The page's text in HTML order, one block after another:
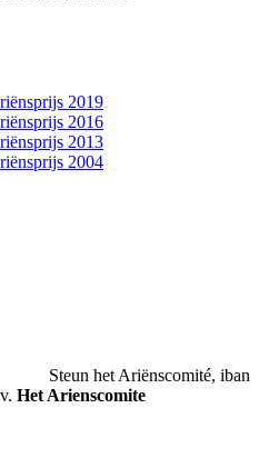
2019
2016
2013
2004
het Ariënscomité, iban
Het Arienscomite